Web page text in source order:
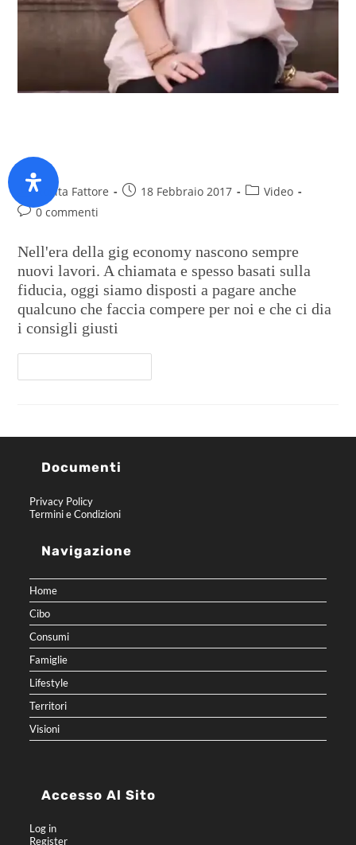
portata di tutti
Rosita Fattore 18 Febbraio 2017
Video
0 commenti
Nell'era della gig economy nascono sempre
nuovi lavori. A chiamata e spesso basati sulla
fiducia, oggi siamo disposti a pagare anche
qualcuno che faccia compere per noi e che ci dia
i consigli giusti
Documenti
Privacy Policy
Termini e Condizioni
Navigazione
Home
Cibo
Consumi
Famiglie
Lifestyle
Territori
Visioni
Accesso Al Sito
Log in
Register